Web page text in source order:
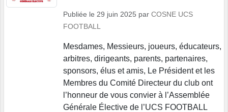
Publiée le 29 juin 2025 par COSNE UCS
FOOTBALL
Mesdames, Messieurs, joueurs, éducateurs,
arbitres, dirigeants, parents, partenaires,
sponsors, élus et amis, Le Président et les
Membres du Comité Directeur du club ont
l’honneur de vous convier à l’Assemblée
Générale Élective de l’UCS FOOTBALL